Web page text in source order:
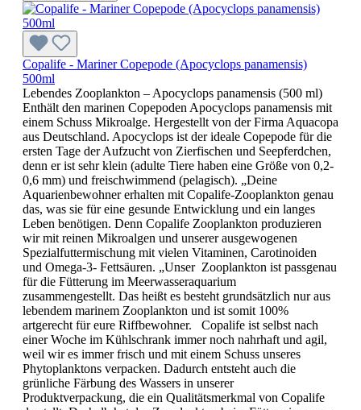
Copalife - Mariner Copepode (Apocyclops panamensis)
500ml
Lebendes Zooplankton – Apocyclops panamensis (500 ml)
Enthält den marinen Copepoden Apocyclops panamensis mit
einem Schuss Mikroalge. Hergestellt von der Firma Aquacopa
aus Deutschland. Apocyclops ist der ideale Copepode für die
ersten Tage der Aufzucht von Zierfischen und Seepferdchen,
denn er ist sehr klein (adulte Tiere haben eine Größe von 0,2-
0,6 mm) und freischwimmend (pelagisch). „Deine
Aquarienbewohner erhalten mit Copalife-Zooplankton genau
das, was sie für eine gesunde Entwicklung und ein langes
Leben benötigen. Denn Copalife Zooplankton produzieren
wir mit reinen Mikroalgen und unserer ausgewogenen
Spezialfuttermischung mit vielen Vitaminen, Carotinoiden
und Omega-3- Fettsäuren. „Unser Zooplankton ist passgenau
für die Fütterung im Meerwasseraquarium
zusammengestellt. Das heißt es besteht grundsätzlich nur aus
lebendem marinem Zooplankton und ist somit 100%
artgerecht für eure Riffbewohner. Copalife ist selbst nach
einer Woche im Kühlschrank immer noch nahrhaft und agil,
weil wir es immer frisch und mit einem Schuss unseres
Phytoplanktons verpacken. Dadurch entsteht auch die
grünliche Färbung des Wassers in unserer
Produktverpackung, die ein Qualitätsmerkmal von Copalife